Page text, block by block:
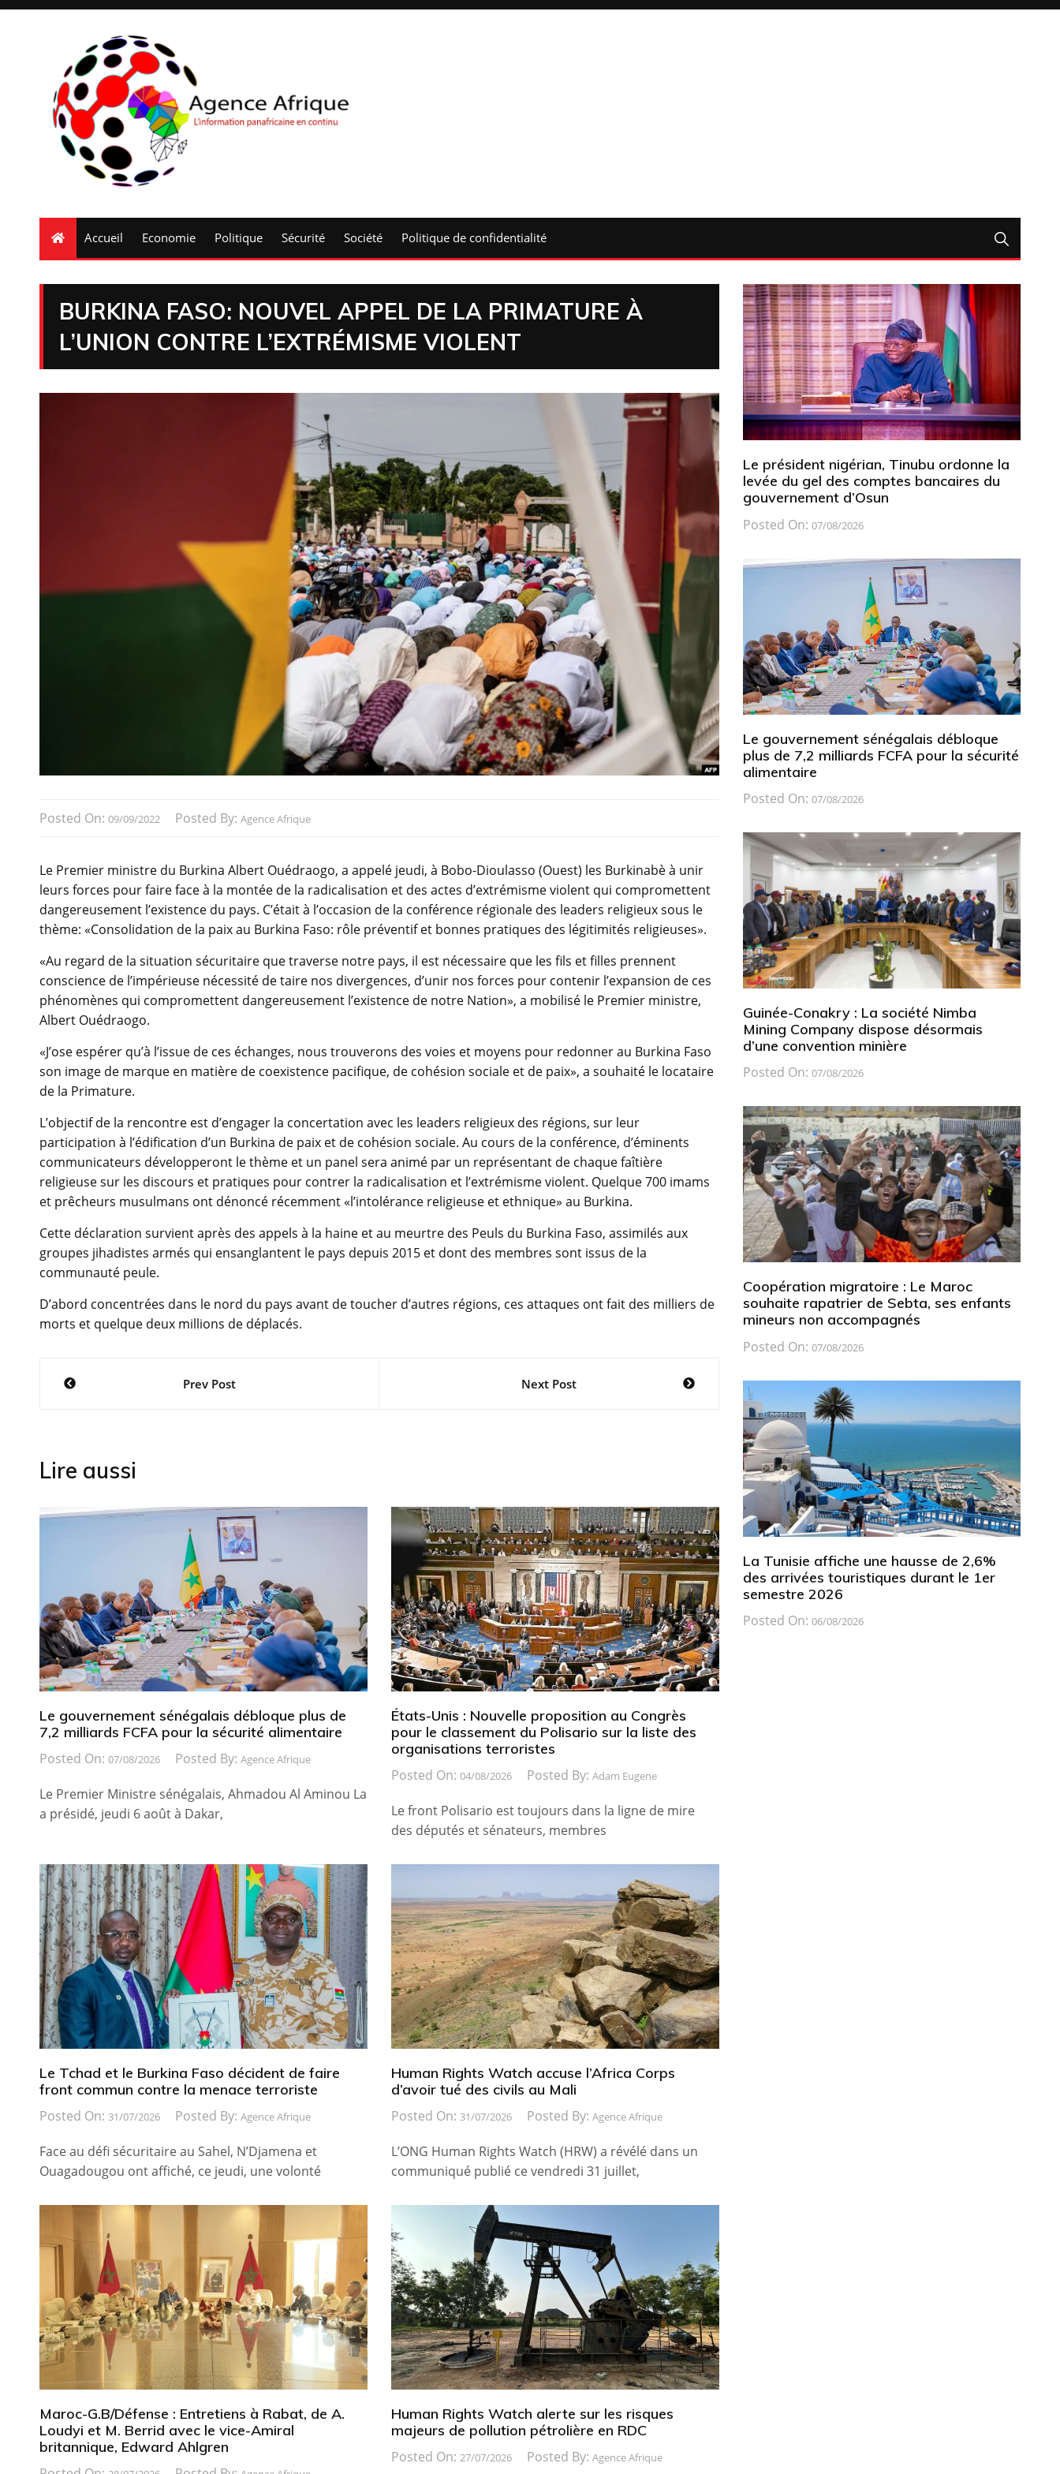
Accueil Economie Politique Sécurité Société Politique de confidentialité
BURKINA FASO: NOUVEL APPEL DE LA PRIMATURE À
L’UNION CONTRE L’EXTRÉMISME VIOLENT
Posted On: 09/09/2022 Posted By: Agence Afrique
Le Premier ministre du Burkina Albert Ouédraogo, a appelé jeudi, à Bobo-Dioulasso (Ouest) les Burkinabè à unir
leurs forces pour faire face à la montée de la radicalisation et des actes d’extrémisme violent qui compromettent
dangereusement l’existence du pays. C’était à l’occasion de la conférence régionale des leaders religieux sous le
thème: «Consolidation de la paix au Burkina Faso: rôle préventif et bonnes pratiques des légitimités religieuses».
«Au regard de la situation sécuritaire que traverse notre pays, il est nécessaire que les fils et filles prennent
conscience de l’impérieuse nécessité de taire nos divergences, d’unir nos forces pour contenir l’expansion de ces
phénomènes qui compromettent dangereusement l’existence de notre Nation», a mobilisé le Premier ministre,
Albert Ouédraogo.
«J’ose espérer qu’à l’issue de ces échanges, nous trouverons des voies et moyens pour redonner au Burkina Faso
son image de marque en matière de coexistence pacifique, de cohésion sociale et de paix», a souhaité le locataire
de la Primature.
L’objectif de la rencontre est d’engager la concertation avec les leaders religieux des régions, sur leur
participation à l’édification d’un Burkina de paix et de cohésion sociale. Au cours de la conférence, d’éminents
communicateurs développeront le thème et un panel sera animé par un représentant de chaque faîtière
religieuse sur les discours et pratiques pour contrer la radicalisation et l’extrémisme violent. Quelque 700 imams
et prêcheurs musulmans ont dénoncé récemment «l’intolérance religieuse et ethnique» au Burkina.
Cette déclaration survient après des appels à la haine et au meurtre des Peuls du Burkina Faso, assimilés aux
groupes jihadistes armés qui ensanglantent le pays depuis 2015 et dont des membres sont issus de la
communauté peule.
D’abord concentrées dans le nord du pays avant de toucher d’autres régions, ces attaques ont fait des milliers de
morts et quelque deux millions de déplacés.
NavigationPrev Post Next Post
Lire aussi
Le gouvernement sénégalais débloque plus de
7,2 milliards FCFA pour la sécurité alimentaire
Posted On: 07/08/2026 Posted By: Agence Afrique
Le Premier Ministre sénégalais, Ahmadou Al Aminou La
a présidé, jeudi 6 août à Dakar,
États-Unis : Nouvelle proposition au Congrès
pour le classement du Polisario sur la liste des
organisations terroristes
Posted On: 04/08/2026 Posted By: Adam Eugene
Le front Polisario est toujours dans la ligne de mire
des députés et sénateurs, membres
Le Tchad et le Burkina Faso décident de faire
front commun contre la menace terroriste
Posted On: 31/07/2026 Posted By: Agence Afrique
Face au défi sécuritaire au Sahel, N’Djamena et
Ouagadougou ont affiché, ce jeudi, une volonté
Human Rights Watch accuse l’Africa Corps
d’avoir tué des civils au Mali
Posted On: 31/07/2026 Posted By: Agence Afrique
L’ONG Human Rights Watch (HRW) a révélé dans un
communiqué publié ce vendredi 31 juillet,
Maroc-G.B/Défense : Entretiens à Rabat, de A.
Loudyi et M. Berrid avec le vice-Amiral
britannique, Edward Ahlgren
Human Rights Watch alerte sur les risques
majeurs de pollution pétrolière en RDC
Posted On: 27/07/2026 Posted By: Agence Afrique
Le président nigérian, Tinubu ordonne la
levée du gel des comptes bancaires du
gouvernement d’Osun
Posted On: 07/08/2026
Le gouvernement sénégalais débloque
plus de 7,2 milliards FCFA pour la sécurité
alimentaire
Posted On: 07/08/2026
Guinée-Conakry : La société Nimba
Mining Company dispose désormais
d’une convention minière
Posted On: 07/08/2026
Coopération migratoire : Le Maroc
souhaite rapatrier de Sebta, ses enfants
mineurs non accompagnés
Posted On: 07/08/2026
La Tunisie affiche une hausse de 2,6%
des arrivées touristiques durant le 1er
semestre 2026
Posted On: 06/08/2026